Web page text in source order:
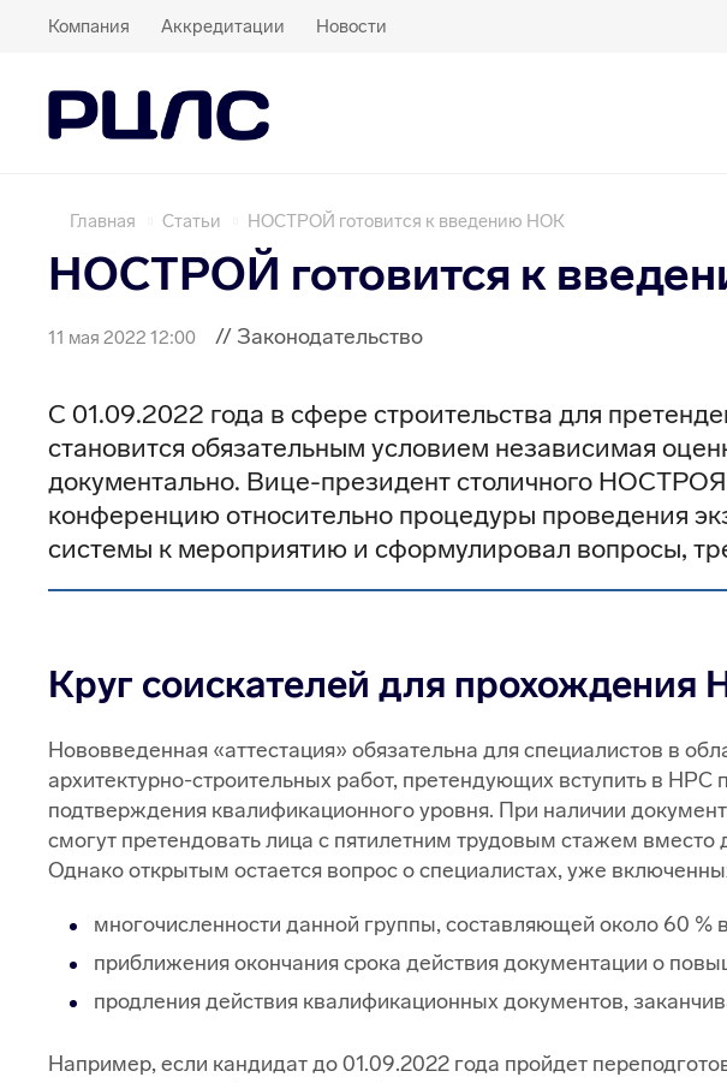
Компания Аккредитации Новости
Главная Статьи НОСТРОЙ готовится к введению НОК
НОСТРОЙ готовится к
11 мая 2022 12:00 // Законодательство
С 01.09.2022 года в сфере строительства для
становится обязательным условием независимая
документально. Вице-президент столичного
конференцию относительно процедуры проведения
системы к мероприятию и сформулировал вопросы,
Круг соискателей для прохождения
Нововведенная «аттестация» обязательна для специалистов в
архитектурно-строительных работ, претендующих вступить в
подтверждения квалификационного уровня. При наличии
смогут претендовать лица с пятилетним трудовым стажем
Однако открытым остается вопрос о специалистах, уже
многочисленности данной группы, составляющей около 60 %
приближения окончания срока действия документации о
продления действия квалификационных документов,
Например, если кандидат до 01.09.2022 года пройдет